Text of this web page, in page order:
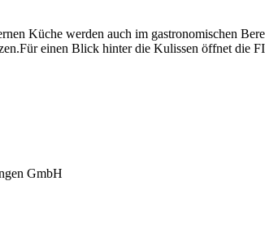
Küche werden auch im gastronomischen
einen Blick hinter die Kulissen öffnet
GmbH